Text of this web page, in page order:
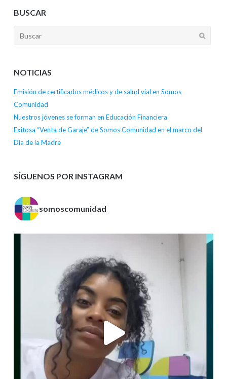
BUSCAR
NOTICIAS
Emisión de certificados médicos y de salud vial en Somos
Comunidad
Nuestros jóvenes se forman en Educación Financiera
Exitosa “Venta de Garaje” de Somos Comunidad en el marco del
Día de la Madre
SÍGUENOS POR INSTAGRAM
somoscomunidad